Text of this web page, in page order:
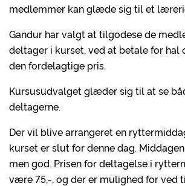
medlemmer kan glæde sig til et
Gandur har valgt at tilgodese de
deltager i kurset, ved at betale for hal
den fordelagtige pris.
Kursusudvalget glæder sig til at se
deltagerne.
Der vil blive arrangeret en
kurset er slut for denne dag.
men god. Prisen for deltagelse i
være 75,-, og der er mulighed for ved